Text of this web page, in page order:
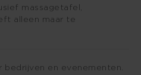
massagetafel,
alleen maar te
en evenementen.